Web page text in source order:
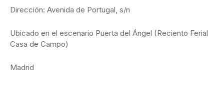
Dirección: Avenida de Portugal, s/n
Ubicado en el escenario Puerta del Ángel (Reciento Ferial
Casa de Campo)
Madrid